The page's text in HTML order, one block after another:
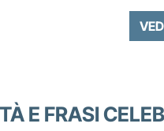
E FRASI